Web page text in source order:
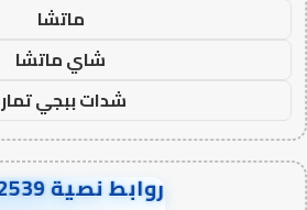
ماتشا
شاي ماتشا
شدات ببجي
روابط نصية AA32539